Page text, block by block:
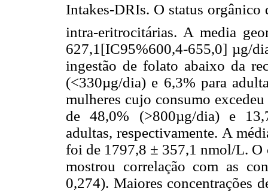
Intakes-DRIs. O status
intra-eritrocitárias. A media
627,1[IC95%600,4-655,0] µg/
ingestão de folato abaixo da
(<330µg/dia) e 6,3% para
mulheres cujo consumo
de 48,0% (>800µg/dia) e
adultas, respectivamente. A
foi de 1797,8 ± 357,1 nmol/L. O
mostrou correlação com as
0,274). Maiores concentrações